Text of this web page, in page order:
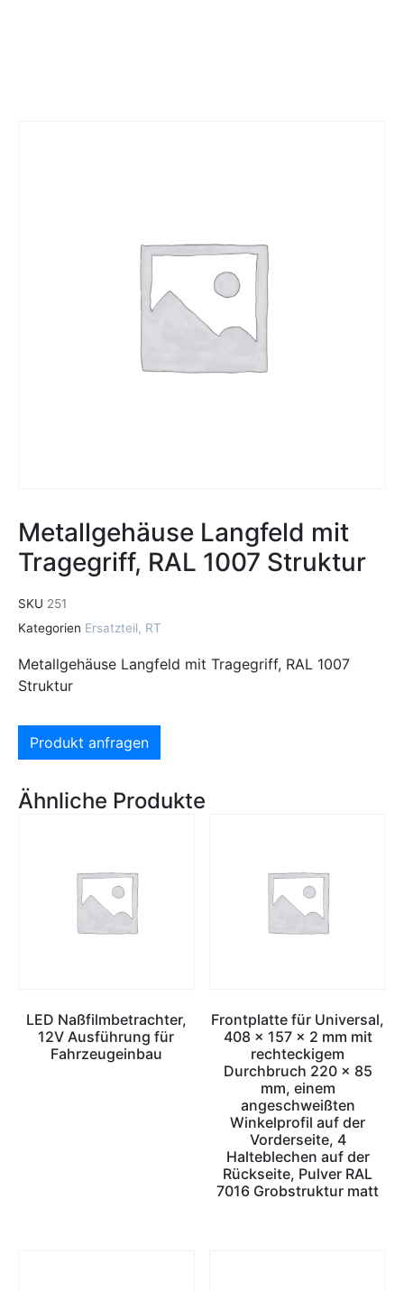
Metallgehäuse Langfeld mit
Tragegriff, RAL 1007 Struktur
SKU 251
Kategorien Ersatzteil, RT
Metallgehäuse Langfeld mit Tragegriff, RAL 1007
Struktur
Produkt anfragen
Ähnliche Produkte
LED Naßfilmbetrachter,
12V Ausführung für
Fahrzeugeinbau
Frontplatte für Universal,
408 x 157 x 2 mm mit
rechteckigem
Durchbruch 220 x 85
mm, einem
angeschweißten
Winkelprofil auf der
Vorderseite, 4
Halteblechen auf der
Rückseite, Pulver RAL
7016 Grobstruktur matt